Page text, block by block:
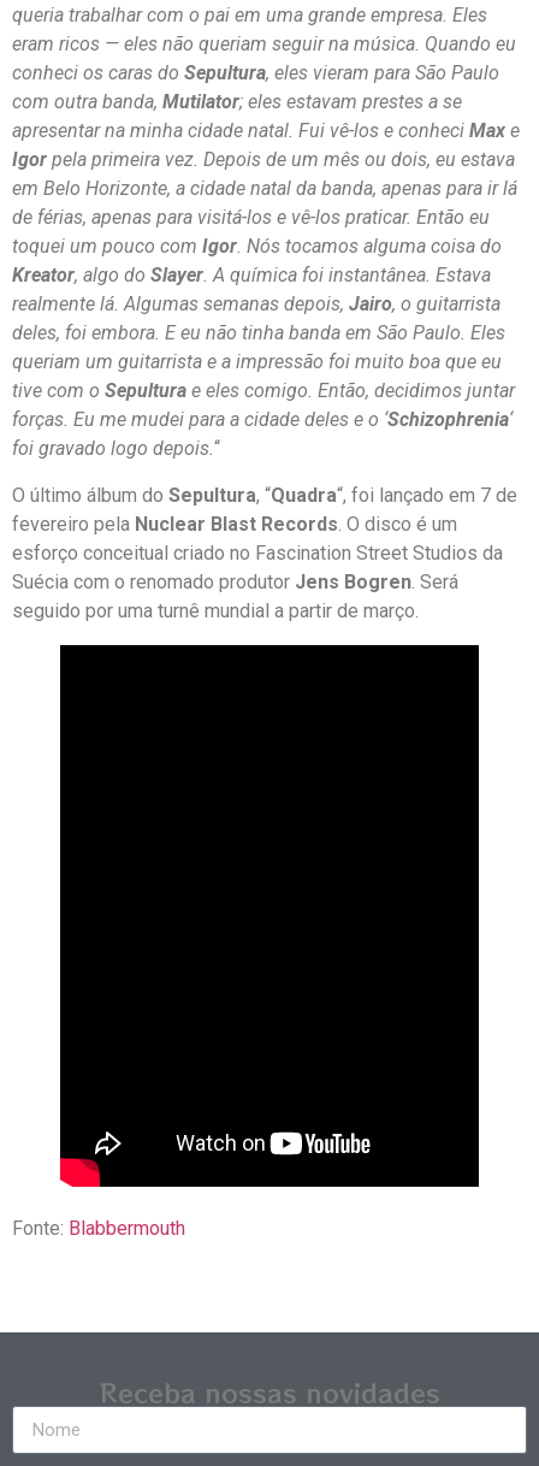
queria trabalhar com o pai em uma grande empresa. Eles
eram ricos — eles não queriam seguir na música. Quando eu
conheci os caras do Sepultura, eles vieram para São Paulo
com outra banda, Mutilator; eles estavam prestes a se
apresentar na minha cidade natal. Fui vê-los e conheci Max e
Igor pela primeira vez. Depois de um mês ou dois, eu estava
em Belo Horizonte, a cidade natal da banda, apenas para ir lá
de férias, apenas para visitá-los e vê-los praticar. Então eu
toquei um pouco com Igor. Nós tocamos alguma coisa do
Kreator, algo do Slayer. A química foi instantânea. Estava
realmente lá. Algumas semanas depois, Jairo, o guitarrista
deles, foi embora. E eu não tinha banda em São Paulo. Eles
queriam um guitarrista e a impressão foi muito boa que eu
tive com o Sepultura e eles comigo. Então, decidimos juntar
forças. Eu me mudei para a cidade deles e o ‘Schizophrenia‘
foi gravado logo depois.“
O último álbum do Sepultura, “Quadra“, foi lançado em 7 de
fevereiro pela Nuclear Blast Records . O disco é um
esforço conceitual criado no Fascination Street Studios da
Suécia com o renomado produtor Jens Bogren . Será
seguido por uma turnê mundial a partir de março.
Fonte: Blabbermouth
Receba nossas novidades